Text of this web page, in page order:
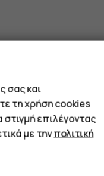
σας και
τη χρήση cookies
επιλέγοντας
με τηνπολιτική